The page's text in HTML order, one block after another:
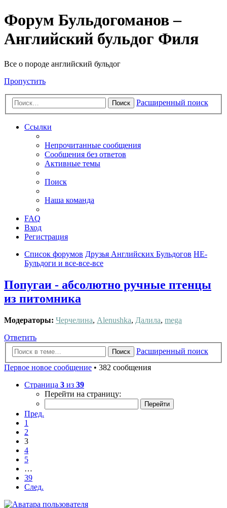
Форум Бульдогоманов –
Английский бульдог Филя
Все о породе английский бульдог
Пропустить
Поиск Расширенный поиск
Ссылки
Непрочитанные сообщения
Сообщения без ответов
Активные темы
Поиск
Наша команда
FAQ
Вход
Регистрация
Список форумов Друзья Английских Бульдогов НЕ-
Бульдоги и все-все-все
Попугаи - абсолютно ручные птенцы
из питомника
Модераторы: Черчелина, Alenushka, Далила, mega
Ответить
Поиск
Расширенный поиск
Первое новое сообщение • 382 сообщения
Страница 3 из 39
Перейти на страницу:
Пред.
1
2
3
4
5
…
39
След.